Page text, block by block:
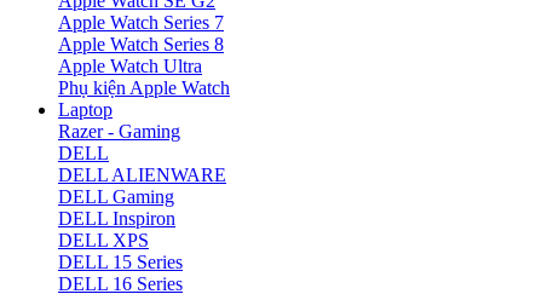
Apple Watch Series 7
Apple Watch Series 8
Apple Watch Ultra
Phụ kiện Apple Watch
Laptop
Razer - Gaming
DELL
DELL ALIENWARE
DELL Gaming
DELL Inspiron
DELL XPS
DELL 15 Series
DELL 16 Series